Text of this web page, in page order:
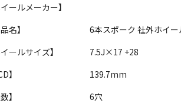
イールメーカー】
名】
6本スポーク 社外ホイー
イールサイズ】
7.5J×17 +28
】
139.7mm
】
6穴